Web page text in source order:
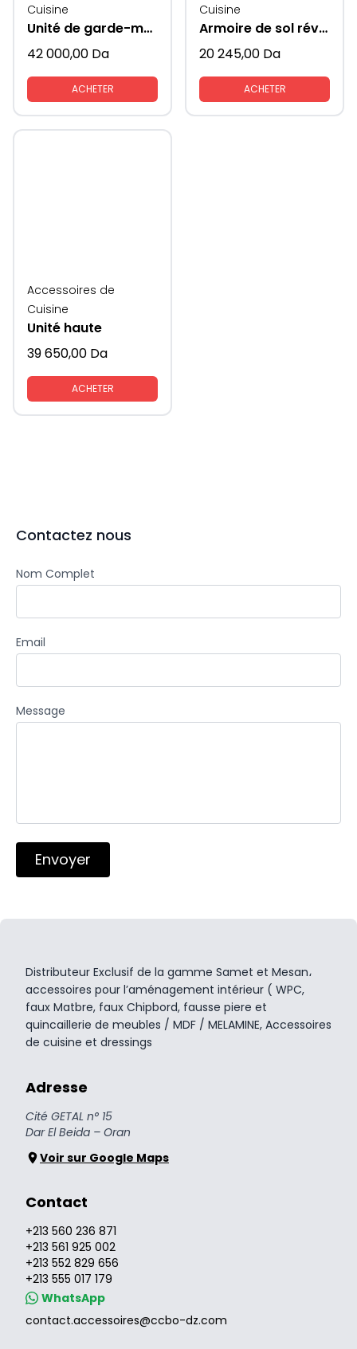
Cuisine
Unité de garde-manger
42 000,00 Da
ACHETER
Cuisine
Armoire de sol réversible porte mange colonne
20 245,00 Da
ACHETER
Accessoires de
Cuisine
Unité haute
39 650,00 Da
ACHETER
Contactez nous
Nom Complet
Email
Message
Envoyer
Distributeur Exclusif de la gamme Samet et Mesan،
accessoires pour l’aménagement intérieur ( WPC,
faux Matbre, faux Chipbord, fausse piere et
quincaillerie de meubles / MDF / MELAMINE, Accessoires
de cuisine et dressings
Adresse
Cité GETAL n° 15
Dar El Beida – Oran
Voir sur Google Maps
Contact
+213 560 236 871
+213 561 925 002
+213 552 829 656
+213 555 017 179
WhatsApp
contact.accessoires@ccbo-dz.com